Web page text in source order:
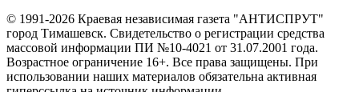
© 1991-2026 Краевая независимая газета "АНТИСПРУТ"
город Тимашевск. Свидетельство о регистрации средства
массовой информации ПИ №10-4021 от 31.07.2001 года.
Возрастное ограничение 16+. Все права защищены. При
использовании наших материалов обязательна активная